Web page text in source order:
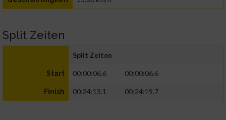
Split Zeiten
Split Zeiten
Start 00:00:06.6 00:00:06.6
Finish 00:24:13.1 00:24:19.7